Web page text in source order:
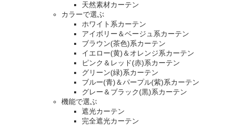
天然素材カーテン
カラーで選ぶ
ホワイト系カーテン
アイボリー＆ベージュ系カーテン
ブラウン(茶色)系カーテン
イエロー(黄)＆オレンジ系カーテン
ピンク＆レッド(赤)系カーテン
グリーン(緑)系カーテン
ブルー(青)＆パープル(紫)系カーテン
グレー＆ブラック(黒)系カーテン
機能で選ぶ
遮光カーテン
完全遮光カーテン